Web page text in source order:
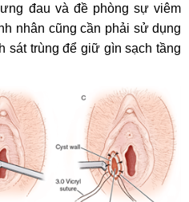
đau và đề phòng sự viêm
nhân cũng cần phải sử dụng
sát trùng để giữ gìn sạch tầng